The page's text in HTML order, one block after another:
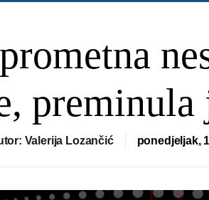
preminula
Valerija Lozančić ponedjeljak,